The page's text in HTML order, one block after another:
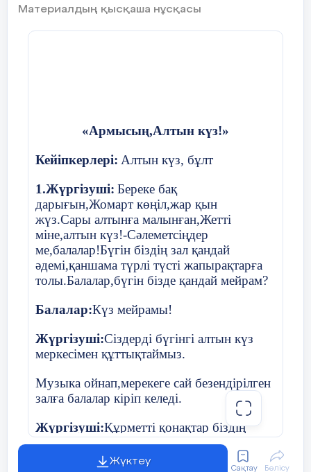
Материалдың қысқаша нұсқасы
«Армысың,Алтын күз!»
Кейіпкерлері: Алтын күз, бұлт
1.Жүргізуші: Береке бақ
дарығын,Жомарт көңіл,жар қын
жүз.Сары алтынға малынған,Жетті
міне,алтын күз!-Сәлеметсіңдер
ме,балалар!Бүгін біздің зал қандай
әдемі,қаншама түрлі түсті жапырақтарға
толы.Балалар,бүгін бізде қандай мейрам?
Балалар:Күз мейрамы!
Жүргізуші:Сіздерді бүгінгі алтын күз
меркесімен құттықтаймыз.
Музыка ойнап,мерекеге сай безендірілген
залға балалар кіріп келеді.
Жүргізуші:Құрметті қонақтар біздің
өнерлі де таланты балаларымыздың
орындауында «Бұл алтын күз» әнін
Жүктеу
Сақтау Бөлісу